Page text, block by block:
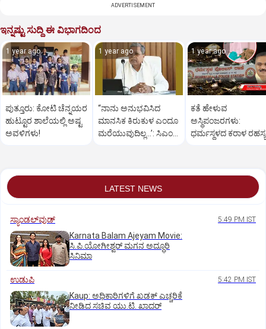
ADVERTISEMENT
ಇನ್ನಷ್ಟು ಸುದ್ದಿ ಈ ವಿಭಾಗದಿಂದ
1 year ago
ಪುತ್ತೂರು: ಕೋಟಿ ಚೆನ್ನಯರ
ಹುಟ್ಟೂರ ಶಾಲೆಯಲ್ಲಿ ಅಷ್ಟ
ಅವಳಿಗಳು!
1 year ago
“ನಾನು ಅನುಭವಿಸಿದ
ಮಾನಸಿಕ ಕಿರುಕುಳ ಎಂದೂ
ಮರೆಯುವುದಿಲ್ಲ…’: ಸಿಎಂ
1 year ago
ಕತೆ ಹೇಳುವ
ಅಸ್ಥಿಪಂಜರಗಳು:
ಧರ್ಮಸ್ಥಳದ‌ ಕರಾಳ ರಹಸ್ಯ
LATEST NEWS
ಸ್ಯಾಂಡಲ್‌ವುಡ್‌ 5:49 PM IST
Karnata Balam Ajeyam Movie:
ಸಿ.ಪಿ.ಯೋಗೀಶ್ವರ್‌ ಮಗನ ಅದ್ಧೂರಿ
ಸಿನಿಮಾ
ಉಡುಪಿ 5:42 PM IST
Kaup: ಅಧಿಕಾರಿಗಳಿಗೆ ಖಡಕ್ ಎಚ್ಚರಿಕೆ
ನೀಡಿದ ಸಚಿವ ಯು.ಟಿ. ಖಾದರ್